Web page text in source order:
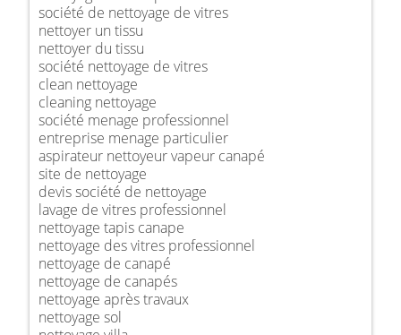
société de nettoyage de vitres
nettoyer un tissu
nettoyer du tissu
société nettoyage de vitres
clean nettoyage
cleaning nettoyage
société menage professionnel
entreprise menage particulier
aspirateur nettoyeur vapeur canapé
site de nettoyage
devis société de nettoyage
lavage de vitres professionnel
nettoyage tapis canape
nettoyage des vitres professionnel
nettoyage de canapé
nettoyage de canapés
nettoyage après travaux
nettoyage sol